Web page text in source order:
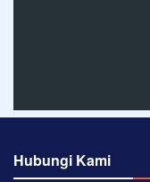
Hubungi Kami